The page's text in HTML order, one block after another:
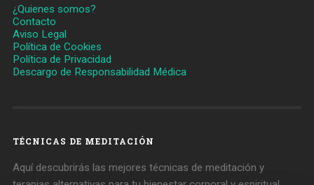
¿Quienes somos?
Contacto
Aviso Legal
Política de Cookies
Política de Privacidad
Descargo de Responsabilidad Médica
TÉCNICAS DE MEDITACIÓN
Aquí descubrirás las mejores técnicas de meditación y